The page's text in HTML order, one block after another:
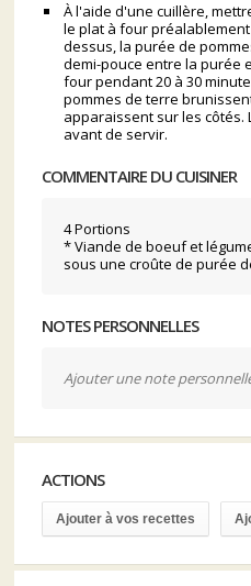
À l'aide d'une cuillère,
le plat à four
dessus, la purée de
demi-pouce entre la purée
four pendant 20 à 30
pommes de terre
apparaissent sur les côtés.
avant de servir.
COMMENTAIRE DU CUISINER
4 Portions
* Viande de boeuf et
sous une croûte de purée
NOTES PERSONNELLES
Ajouter une note
ACTIONS
Ajouter à vos recettes